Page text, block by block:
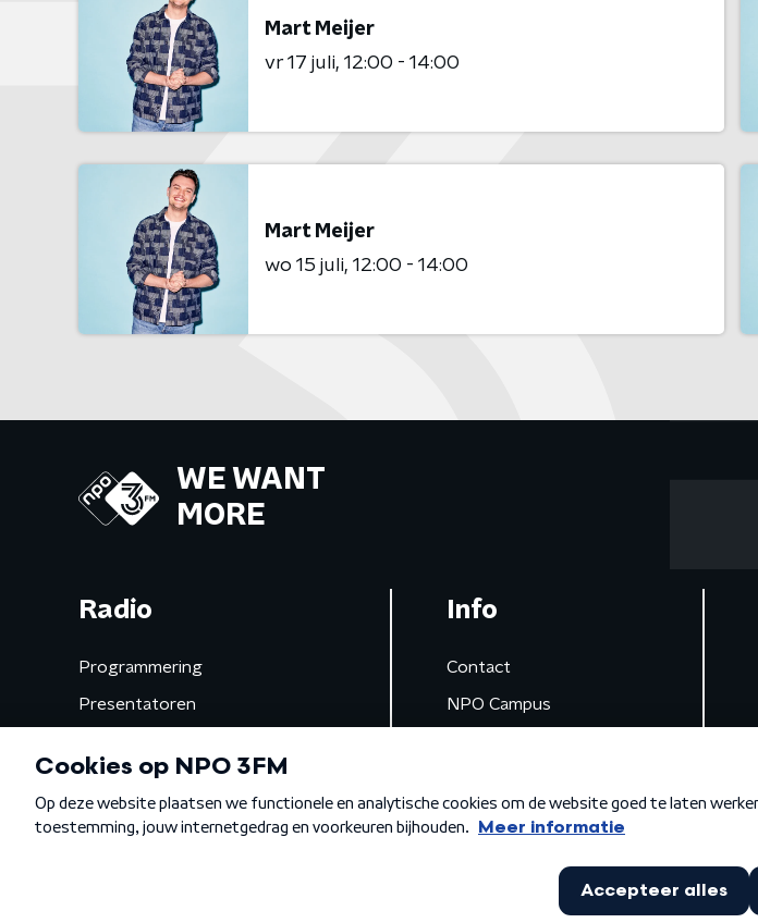
Mart Meijer
vr 17 juli 12:00 - 14:00
Mart Meijer
wo 15 juli 12:00 - 14:00
WE WANT
MORE
Radio
Programmering
Presentatoren
Gemist
Info
Contact
NPO Campus
Algemene voorwaarden Privacybeleid